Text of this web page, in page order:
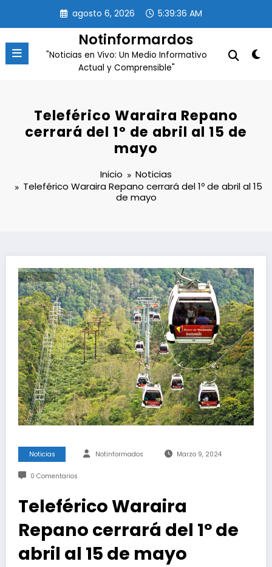
contenido
agosto 6, 2026 5:39:36 AM
Notinformardos
"Noticias en Vivo: Un Medio Informativo
Actual y Comprensible"
Teleférico Waraira Repano
cerrará del 1º de abril al 15 de
mayo
Inicio
Noticias
Teleférico Waraira Repano cerrará del 1º de abril al 15
de mayo
Noticias Notinformados Marzo 9, 2024
0 Comentarios
Teleférico Waraira
Repano cerrará del 1º de
abril al 15 de mayo